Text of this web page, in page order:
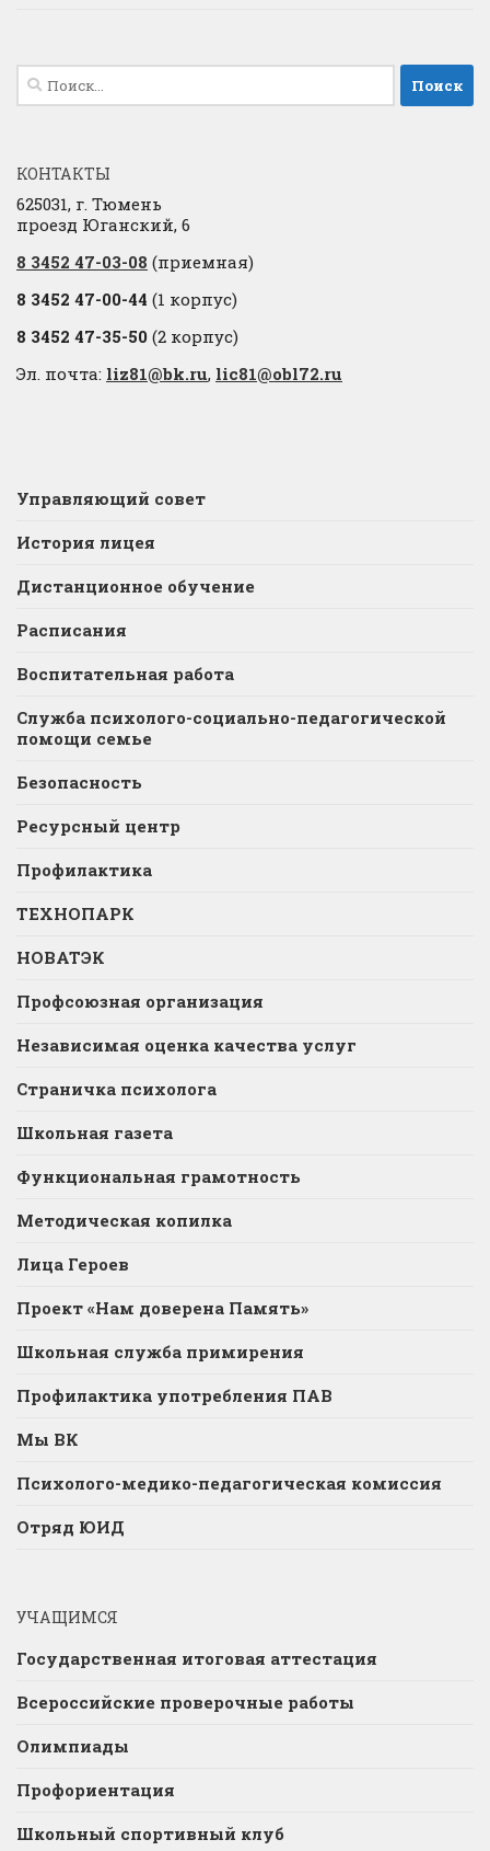
Найти:
КОНТАКТЫ
625031, г. Тюмень
проезд Юганский, 6
8 3452 47-03-08 (приемная)
8 3452 47-00-44 (1 корпус)
8 3452 47-35-50 (2 корпус)
Эл. почта: liz81@bk.ru, lic81@obl72.ru
Управляющий совет
История лицея
Дистанционное обучение
Расписания
Воспитательная работа
Служба психолого-социально-педагогической
помощи семье
Безопасность
Ресурсный центр
Профилактика
ТЕХНОПАРК
НОВАТЭК
Профсоюзная организация
Независимая оценка качества услуг
Страничка психолога
Школьная газета
Функциональная грамотность
Методическая копилка
Лица Героев
Проект «Нам доверена Память»
Школьная служба примирения
Профилактика употребления ПАВ
Мы ВК
Психолого-медико-педагогическая комиссия
Отряд ЮИД
УЧАЩИМСЯ
Государственная итоговая аттестация
Всероссийские проверочные работы
Олимпиады
Профориентация
Школьный спортивный клуб